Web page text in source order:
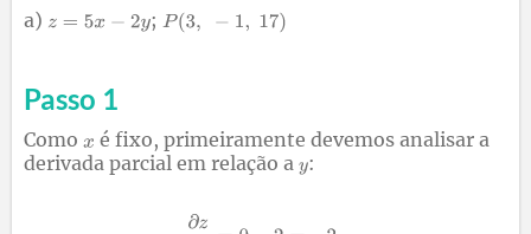
a) ;
Passo 1
Como
é fixo, primeiramente devemos analisar a
derivada parcial em relação a
: